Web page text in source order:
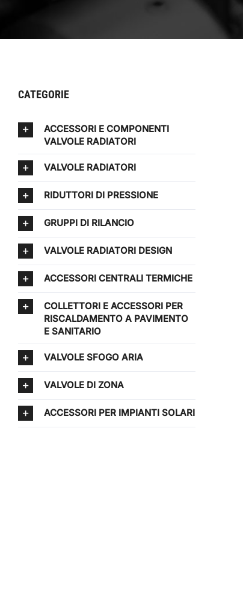
CATEGORIE
ACCESSORI E COMPONENTI
VALVOLE RADIATORI
VALVOLE RADIATORI
RIDUTTORI DI PRESSIONE
GRUPPI DI RILANCIO
VALVOLE RADIATORI DESIGN
ACCESSORI CENTRALI TERMICHE
COLLETTORI E ACCESSORI PER
RISCALDAMENTO A PAVIMENTO
E SANITARIO
VALVOLE SFOGO ARIA
VALVOLE DI ZONA
ACCESSORI PER IMPIANTI SOLARI